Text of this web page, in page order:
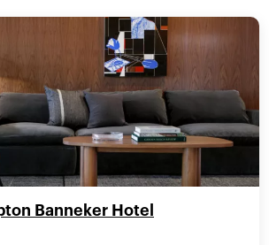
Banneker Hotel